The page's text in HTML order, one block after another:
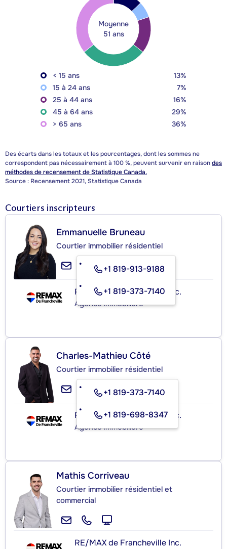
Moyenne
51 ans
< 15 ans
13%
15 à 24 ans
7%
25 à 44 ans
16%
45 à 64 ans
29%
> 65 ans
36%
Des écarts dans les totaux et les pourcentages, dont les sommes ne
correspondent pas nécessairement à 100 %, peuvent survenir en raisondes
méthodes de recensement de Statistique Canada.
Source : Recensement 2021, Statistique Canada
Courtiers inscripteurs
Emmanuelle Bruneau
Courtier immobilier résidentiel
+1 819-913-9188
+1 819-373-7140
RE/MAX de Francheville Inc.
Agence immobilière
Charles-Mathieu Côté
Courtier immobilier résidentiel
+1 819-373-7140
+1 819-698-8347
RE/MAX de Francheville Inc.
Agence immobilière
Mathis Corriveau
Courtier immobilier résidentiel et
commercial
RE/MAX de Francheville Inc.